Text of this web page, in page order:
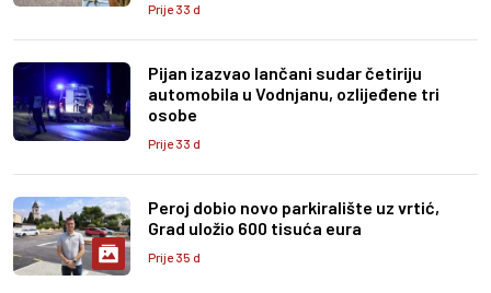
Prije 33 d
Pijan izazvao lančani sudar četiriju
automobila u Vodnjanu, ozlijeđene tri
osobe
Prije 33 d
Peroj dobio novo parkiralište uz vrtić,
Grad uložio 600 tisuća eura
Prije 35 d